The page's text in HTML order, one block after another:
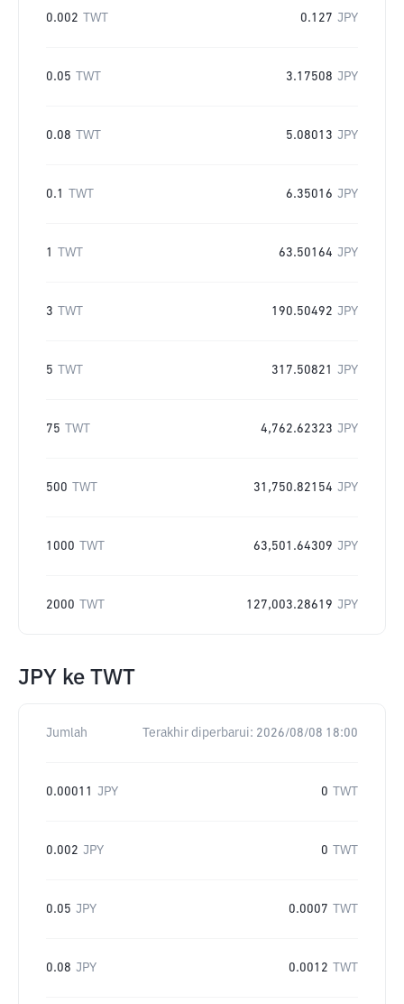
0.002 TWT 0.127 JPY
0.05 TWT 3.17508 JPY
0.08 TWT 5.08013 JPY
0.1 TWT 6.35016 JPY
1 TWT 63.50164 JPY
3 TWT 190.50492 JPY
5 TWT 317.50821 JPY
75 TWT 4,762.62323 JPY
500 TWT 31,750.82154 JPY
1000 TWT 63,501.64309 JPY
2000 TWT 127,003.28619 JPY
JPY ke TWT
Jumlah Terakhir diperbarui: 2026/08/08 18:00
0.00011 JPY 0 TWT
0.002 JPY 0 TWT
0.05 JPY 0.0007 TWT
0.08 JPY 0.0012 TWT